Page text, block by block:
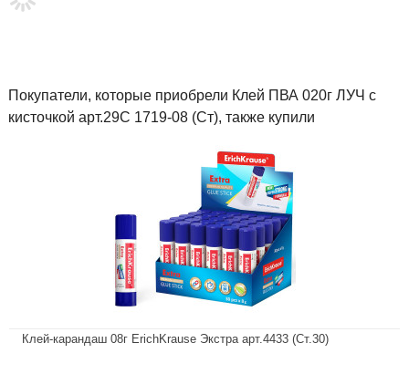
Покупатели, которые приобрели Клей ПВА 020г ЛУЧ с
кисточкой арт.29С 1719-08 (Ст), также купили
Клей-карандаш 08г ErichKrause Экстра арт.4433 (Ст.30)